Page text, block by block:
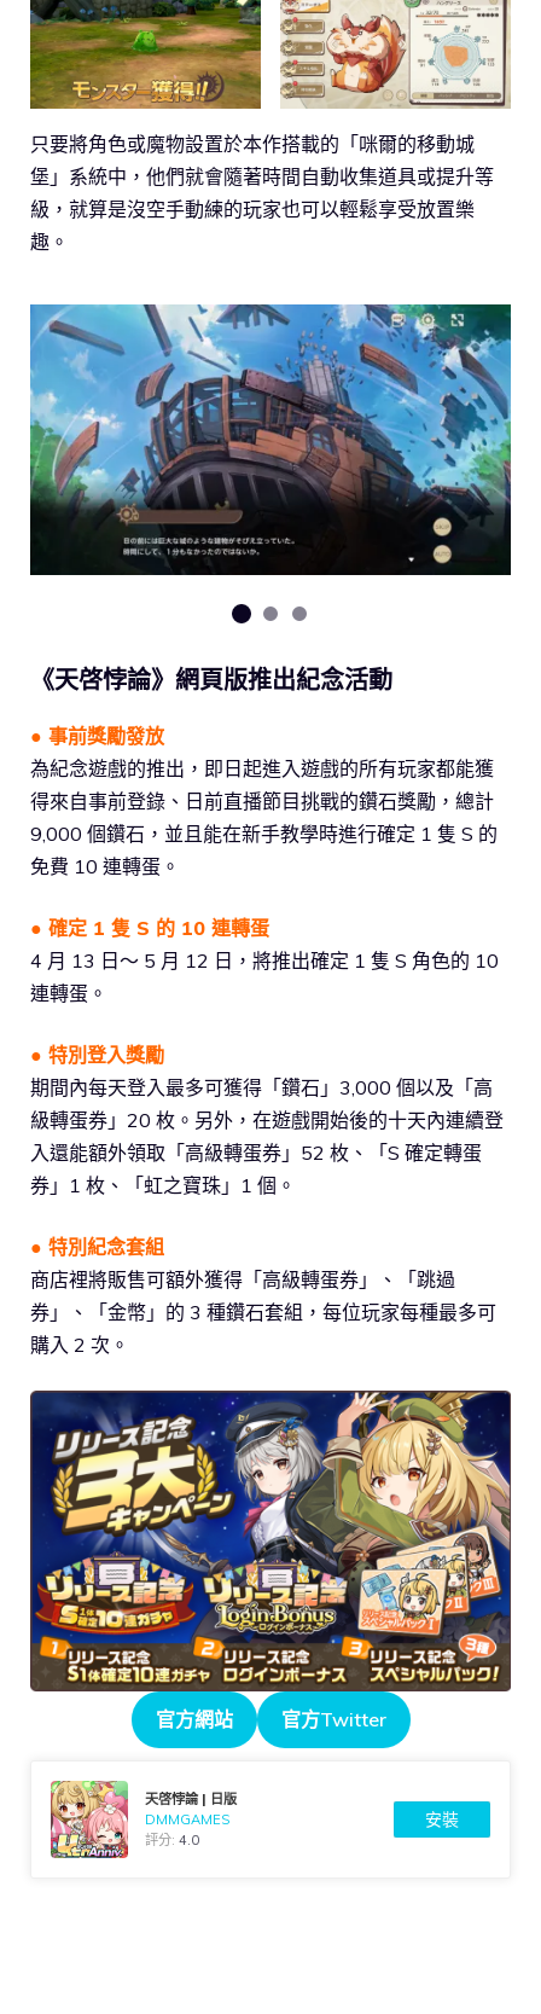
只要將角色或魔物設置於本作搭載的「咪爾的移動城
堡」系統中，他們就會隨著時間自動收集道具或提升等
級，就算是沒空手動練的玩家也可以輕鬆享受放置樂
趣。
《天啓悖論》網頁版推出紀念活動
● 事前獎勵發放
為紀念遊戲的推出，即日起進入遊戲的所有玩家都能獲
得來自事前登錄、日前直播節目挑戰的鑽石獎勵，總計
9,000 個鑽石，並且能在新手教學時進行確定 1 隻 S 的
免費 10 連轉蛋。
● 確定 1 隻 S 的 10 連轉蛋
4 月 13 日～ 5 月 12 日，將推出確定 1 隻 S 角色的 10
連轉蛋。
● 特別登入獎勵
期間內每天登入最多可獲得「鑽石」3,000 個以及「高
級轉蛋券」20 枚。另外，在遊戲開始後的十天內連續登
入還能額外領取「高級轉蛋券」52 枚、「S 確定轉蛋
券」1 枚、「虹之寶珠」1 個。
● 特別紀念套組
商店裡將販售可額外獲得「高級轉蛋券」、「跳過
券」、「金幣」的 3 種鑽石套組，每位玩家每種最多可
購入 2 次。
官方網站 官方Twitter
天啓悖論 | 日版
DMMGAMES
評分:4.0
安裝